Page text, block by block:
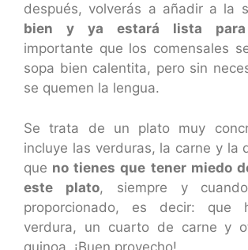
después, volverás a añadir a la
bien y ya estará lista para
importante que los comensales
sopa bien calentita, pero sin
se quemen la lengua.
Se trata de un plato muy
incluye las verduras, la carne y la
que no tienes que tener miedo
este plato, siempre y
proporcionado, es decir: que
verdura, un cuarto de carne y
quinoa. ¡Buen provecho!